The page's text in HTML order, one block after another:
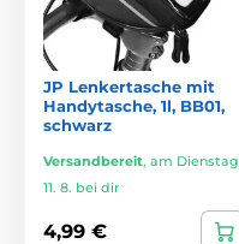
JP Lenkertasche mit
Handytasche, 1l, BB01,
schwarz
Versandbereit, am Dienstag
11. 8. bei dir
4,99 €